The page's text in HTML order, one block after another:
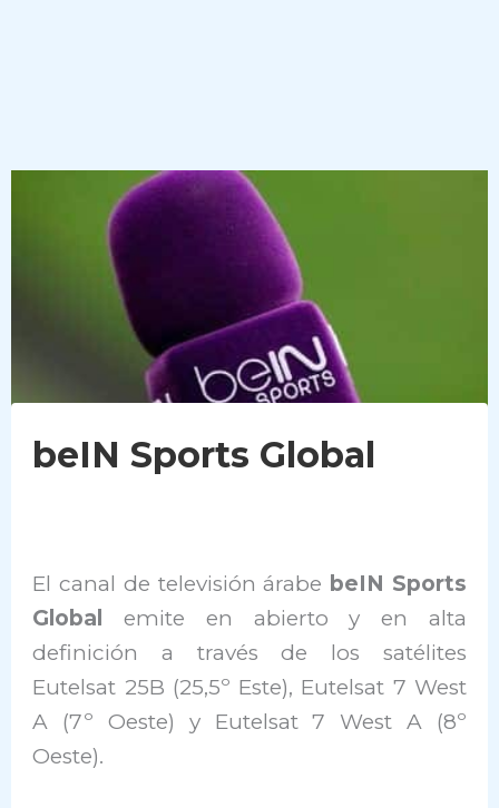
beIN Sports Global
El canal de televisión árabe beIN Sports
Global
emite en abierto y en alta
definición a través de los satélites
Eutelsat 25B (25,5º Este), Eutelsat 7 West
A (7º Oeste) y Eutelsat 7 West A (8º
Oeste).